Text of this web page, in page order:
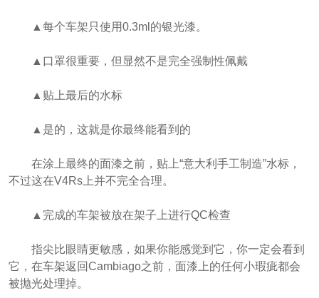
▲每个车架只使用0.3ml的银光漆。
▲口罩很重要，但显然不是完全强制性佩戴
▲贴上最后的水标
▲是的，这就是你最终能看到的
在涂上最终的面漆之前，贴上“意大利手工制造”水标，
不过这在V4Rs上并不完全合理。
▲完成的车架被放在架子上进行QC检查
指尖比眼睛更敏感，如果你能感觉到它，你一定会看到
它，在车架返回Cambiago之前，面漆上的任何小瑕疵都会
被抛光处理掉。